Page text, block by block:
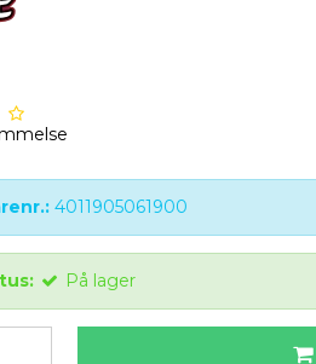
4011905061900
På lager